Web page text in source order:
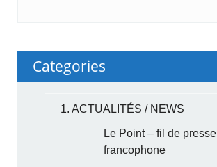
Categories
1. ACTUALITÉS / NEWS
Le Point – fil de presse
francophone